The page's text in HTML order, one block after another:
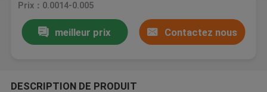
Prix：0.0014-0.005
meilleur prix Contactez nous
DESCRIPTION DE PRODUIT